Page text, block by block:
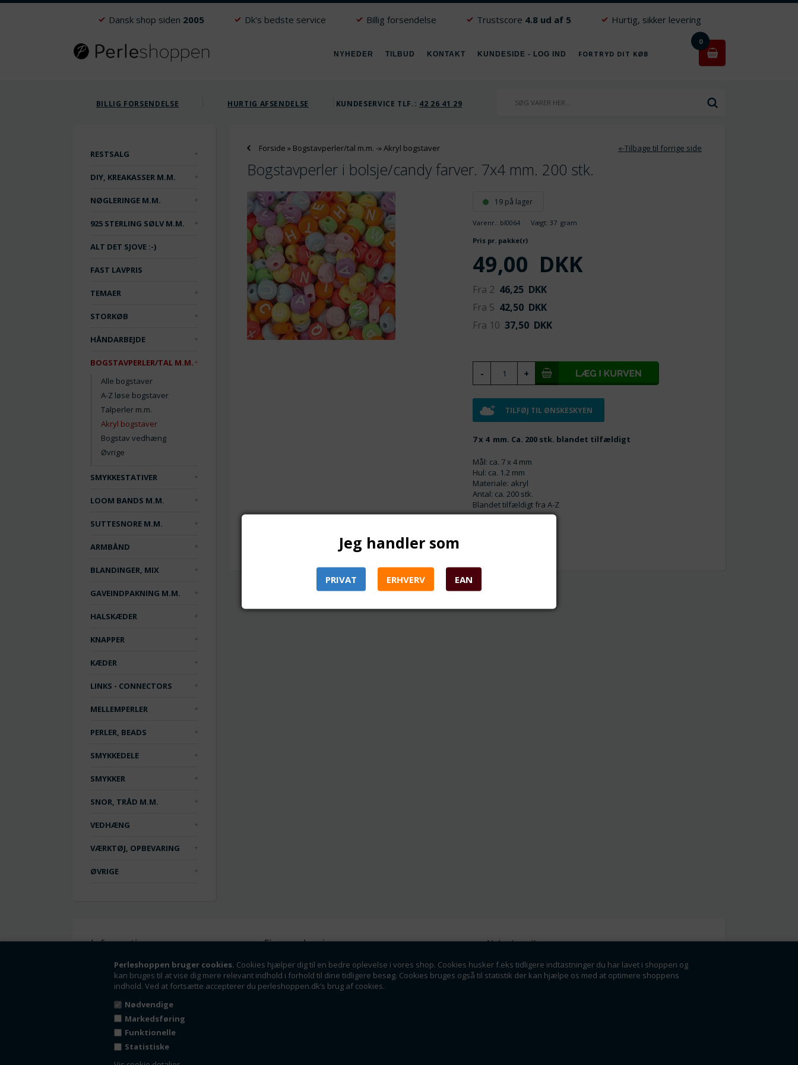
Perleshoppen bruger cookies. Cookies hjælper dig til en bedre oplevelse i vores shop. Cookies husker f.eks tidligere indtastninger du har lavet i shoppen og
kan bruges til at vise dig mere relevant indhold i forhold til dine tidligere besøg. Cookies bruges også til statistik der kan hjælpe os med at optimere shoppens
indhold. Ved at fortsætte accepterer du perleshoppen.dk’s brug af cookies.
Nødvendige
Markedsføring
Funktionelle
Statistiske
Dansk shop siden 2005 Dk's bedste service Billig forsendelse Trustscore 4.8 ud af 5 Hurtig, sikker levering
NYHEDER TILBUD KONTAKT KUNDESIDE - LOG IND FORTRYD DIT KØB
0
BILLIG FORSENDELSE HURTIG AFSENDELSE KUNDESERVICE TLF.: 42 26 41 29
RESTSALG
DIY, KREAKASSER M.M.
NØGLERINGE M.M.
925 STERLING SØLV M.M.
ALT DET SJOVE :-)
FAST LAVPRIS
TEMAER
STORKØB
HÅNDARBEJDE
BOGSTAVPERLER/TAL M.M.
Alle bogstaver
A-Z løse bogstaver
Talperler m.m.
Akryl bogstaver
Bogstav vedhæng
Øvrige
SMYKKESTATIVER
LOOM BANDS M.M.
SUTTESNORE M.M.
ARMBÅND
BLANDINGER, MIX
GAVEINDPAKNING M.M.
HALSKÆDER
KNAPPER
KÆDER
LINKS - CONNECTORS
MELLEMPERLER
PERLER, BEADS
SMYKKEDELE
SMYKKER
SNOR, TRÅD M.M.
VEDHÆNG
VÆRKTØJ, OPBEVARING
ØVRIGE
Forside » Bogstavperler/tal m.m. -»Akryl bogstaver «-Tilbage til forrige side
Bogstavperler i bolsje/candy farver. 7x4 mm. 200 stk.
19 på lager
Varenr.: bl0064 Vægt:37 gram
Pris pr. pakke(r)
49,00 DKK
Fra 2 46,25 DKK
Fra 5 42,50 DKK
Fra 10 37,50 DKK
TILFØJ TIL ØNSKESKYEN
7 x 4 mm. Ca. 200 stk. blandet tilfældigt
Mål: ca. 7 x 4 mm
Hul: ca. 1.2 mm
Materiale: akryl
Antal: ca. 200 stk.
Blandet tilfældigt fra A-Z
Information
Handelsbetingelser
Fortrydelsesret
Nyheder
Fortryd dit køb
Firmaoplysninger
Perleshoppen ApS
Linde Allé 8
6400 Sønderborg
Nyhedsmail
Tilmeld dig vores nyhedsbrev og få rabatter og
tilbud som en af de første.
Jeg handler som
PRIVAT ERHVERV EAN